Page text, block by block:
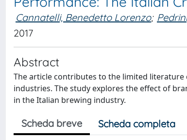
Cannatelli, Benedetto Lorenzo;
2017
Abstract
The article contributes to the limited
industries. The study explores the effect of
in the Italian brewing industry.
Scheda breve Scheda completa